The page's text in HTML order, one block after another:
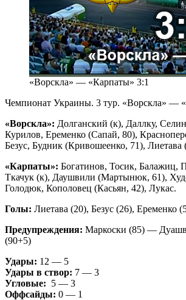
«Ворскла» — «Карпаты» 3:1
Чемпионат Украины. 3 тур. «Ворскла» —
«Ворскла»: Долганский (к), Даллку,
Курилов, Еременко (Сапай, 80),
Безус, Будник (Кривошеенко, 71), Лиетава
«Карпаты»: Богатинов, Тосик, Балажиц,
Ткачук (к), Даушвили (Мартынюк, 61),
Голодюк, Кополовец (Касьян, 42), Лукас.
Голы: Лиетава (20), Безус (26),
Предупреждения: Маркоски (85) —
(90+5)
Удары: 12 — 5
Удары в створ: 7 — 3
Угловые: 5 — 3
Оффсайды: 0 — 1